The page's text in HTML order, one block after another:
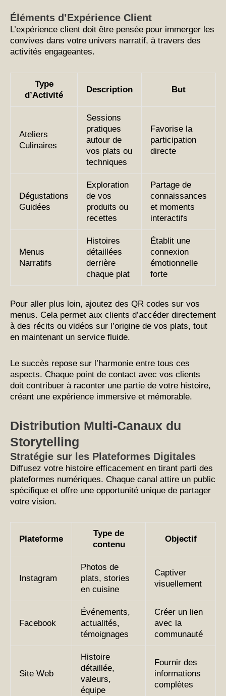
Éléments d’Expérience Client
L’expérience client doit être pensée pour immerger les
convives dans votre univers narratif, à travers des
activités engageantes.
Type
d’Activité
Description But
Ateliers
Culinaires
Sessions
pratiques
autour de
vos plats ou
techniques
Favorise la
participation
directe
Dégustations
Guidées
Exploration
de vos
produits ou
recettes
Partage de
connaissances
et moments
interactifs
Menus
Narratifs
Histoires
détaillées
derrière
chaque plat
Établit une
connexion
émotionnelle
forte
Pour aller plus loin, ajoutez des QR codes sur vos
menus. Cela permet aux clients d’accéder directement
à des récits ou vidéos sur l’origine de vos plats, tout
en maintenant un service fluide.
Le succès repose sur l’harmonie entre tous ces
aspects. Chaque point de contact avec vos clients
doit contribuer à raconter une partie de votre histoire,
créant une expérience immersive et mémorable.
Distribution Multi-Canaux du
Storytelling
Stratégie sur les Plateformes Digitales
Diffusez votre histoire efficacement en tirant parti des
plateformes numériques. Chaque canal attire un public
spécifique et offre une opportunité unique de partager
votre vision.
Plateforme
Type de
contenu
Objectif
Instagram
Photos de
plats, stories
en cuisine
Captiver
visuellement
Facebook
Événements,
actualités,
témoignages
Créer un lien
avec la
communauté
Site Web
Histoire
détaillée,
valeurs,
équipe
Fournir des
informations
complètes